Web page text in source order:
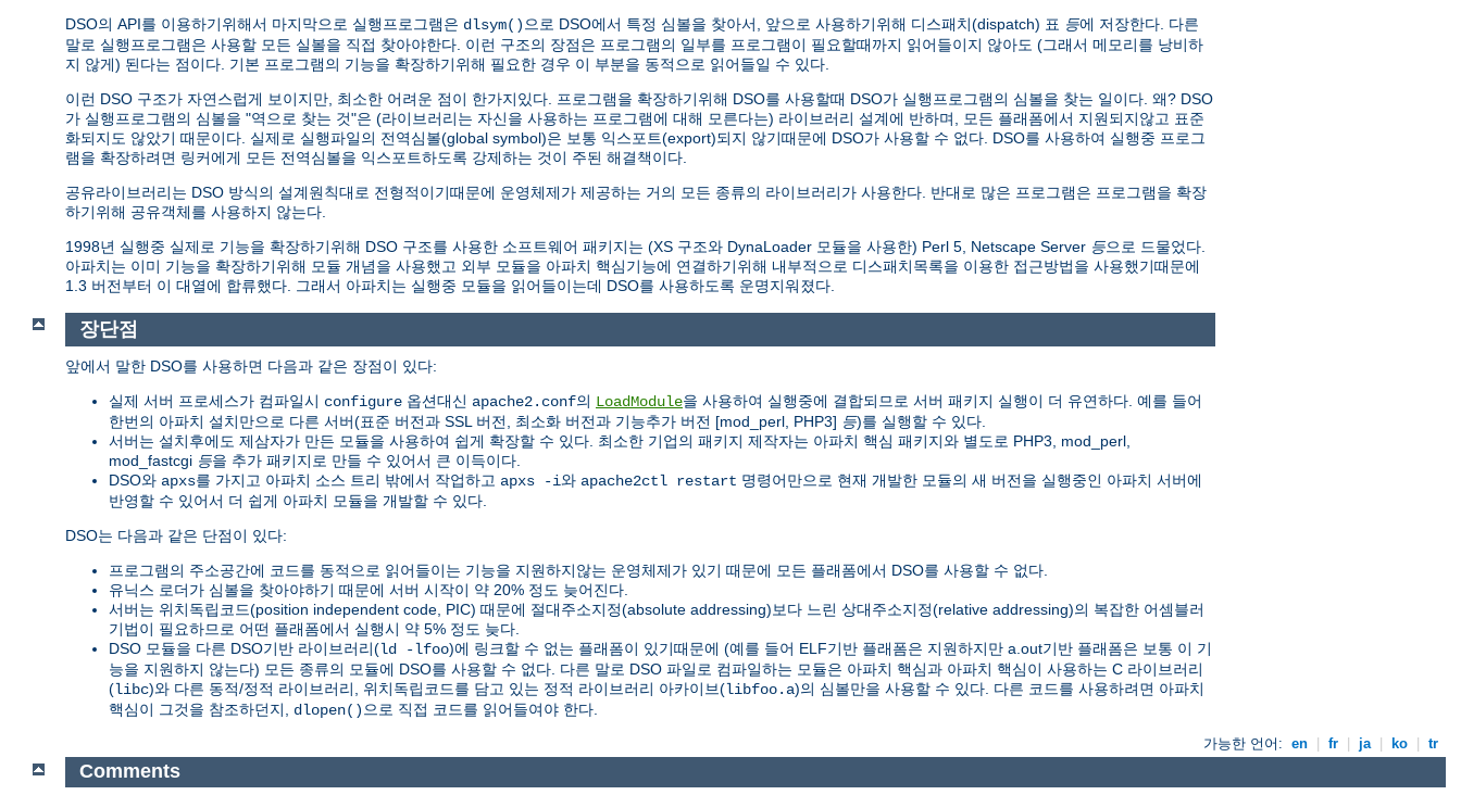
DSO의 API를 이용하기위해서 마지막으로 실행프로그램은 dlsym()으로 DSO에서 특정 심볼을 찾아서, 앞으로 사용하기위해 디스패치(dispatch) 표 등에 저장한다. 다른
말로 실행프로그램은 사용할 모든 실볼을 직접 찾아야한다. 이런 구조의 장점은 프로그램의 일부를 프로그램이 필요할때까지 읽어들이지 않아도 (그래서 메모리를 낭비하
지 않게) 된다는 점이다. 기본 프로그램의 기능을 확장하기위해 필요한 경우 이 부분을 동적으로 읽어들일 수 있다.
이런 DSO 구조가 자연스럽게 보이지만, 최소한 어려운 점이 한가지있다. 프로그램을 확장하기위해 DSO를 사용할때 DSO가 실행프로그램의 심볼을 찾는 일이다. 왜? DSO
가 실행프로그램의 심볼을 "역으로 찾는 것"은 (라이브러리는 자신을 사용하는 프로그램에 대해 모른다는) 라이브러리 설계에 반하며, 모든 플래폼에서 지원되지않고 표준
화되지도 않았기 때문이다. 실제로 실행파일의 전역심볼(global symbol)은 보통 익스포트(export)되지 않기때문에 DSO가 사용할 수 없다. DSO를 사용하여 실행중 프로그
램을 확장하려면 링커에게 모든 전역심볼을 익스포트하도록 강제하는 것이 주된 해결책이다.
공유라이브러리는 DSO 방식의 설계원칙대로 전형적이기때문에 운영체제가 제공하는 거의 모든 종류의 라이브러리가 사용한다. 반대로 많은 프로그램은 프로그램을 확장
하기위해 공유객체를 사용하지 않는다.
1998년 실행중 실제로 기능을 확장하기위해 DSO 구조를 사용한 소프트웨어 패키지는 (XS 구조와 DynaLoader 모듈을 사용한) Perl 5, Netscape Server 등으로 드물었다.
아파치는 이미 기능을 확장하기위해 모듈 개념을 사용했고 외부 모듈을 아파치 핵심기능에 연결하기위해 내부적으로 디스패치목록을 이용한 접근방법을 사용했기때문에
1.3 버전부터 이 대열에 합류했다. 그래서 아파치는 실행중 모듈을 읽어들이는데 DSO를 사용하도록 운명지워졌다.
장단점
앞에서 말한 DSO를 사용하면 다음과 같은 장점이 있다:
실제 서버 프로세스가 컴파일시 configure 옵션대신 apache2.conf의 LoadModule을 사용하여 실행중에 결합되므로 서버 패키지 실행이 더 유연하다. 예를 들어
한번의 아파치 설치만으로 다른 서버(표준 버전과 SSL 버전, 최소화 버전과 기능추가 버전 [mod_perl, PHP3] 등)를 실행할 수 있다.
서버는 설치후에도 제삼자가 만든 모듈을 사용하여 쉽게 확장할 수 있다. 최소한 기업의 패키지 제작자는 아파치 핵심 패키지와 별도로 PHP3, mod_perl,
mod_fastcgi 등을 추가 패키지로 만들 수 있어서 큰 이득이다.
DSO와 apxs를 가지고 아파치 소스 트리 밖에서 작업하고 apxs -i와 apache2ctl restart 명령어만으로 현재 개발한 모듈의 새 버전을 실행중인 아파치 서버에
반영할 수 있어서 더 쉽게 아파치 모듈을 개발할 수 있다.
DSO는 다음과 같은 단점이 있다:
프로그램의 주소공간에 코드를 동적으로 읽어들이는 기능을 지원하지않는 운영체제가 있기 때문에 모든 플래폼에서 DSO를 사용할 수 없다.
유닉스 로더가 심볼을 찾아야하기 때문에 서버 시작이 약 20% 정도 늦어진다.
서버는 위치독립코드(position independent code, PIC) 때문에 절대주소지정(absolute addressing)보다 느린 상대주소지정(relative addressing)의 복잡한 어셈블러
기법이 필요하므로 어떤 플래폼에서 실행시 약 5% 정도 늦다.
DSO 모듈을 다른 DSO기반 라이브러리(ld -lfoo)에 링크할 수 없는 플래폼이 있기때문에 (예를 들어 ELF기반 플래폼은 지원하지만 a.out기반 플래폼은 보통 이 기
능을 지원하지 않는다) 모든 종류의 모듈에 DSO를 사용할 수 없다. 다른 말로 DSO 파일로 컴파일하는 모듈은 아파치 핵심과 아파치 핵심이 사용하는 C 라이브러리
(libc)와 다른 동적/정적 라이브러리, 위치독립코드를 담고 있는 정적 라이브러리 아카이브(libfoo.a)의 심볼만을 사용할 수 있다. 다른 코드를 사용하려면 아파치
핵심이 그것을 참조하던지, dlopen() 으로 직접 코드를 읽어들여야 한다.
가능한 언어: en fr ja ko tr
Comments